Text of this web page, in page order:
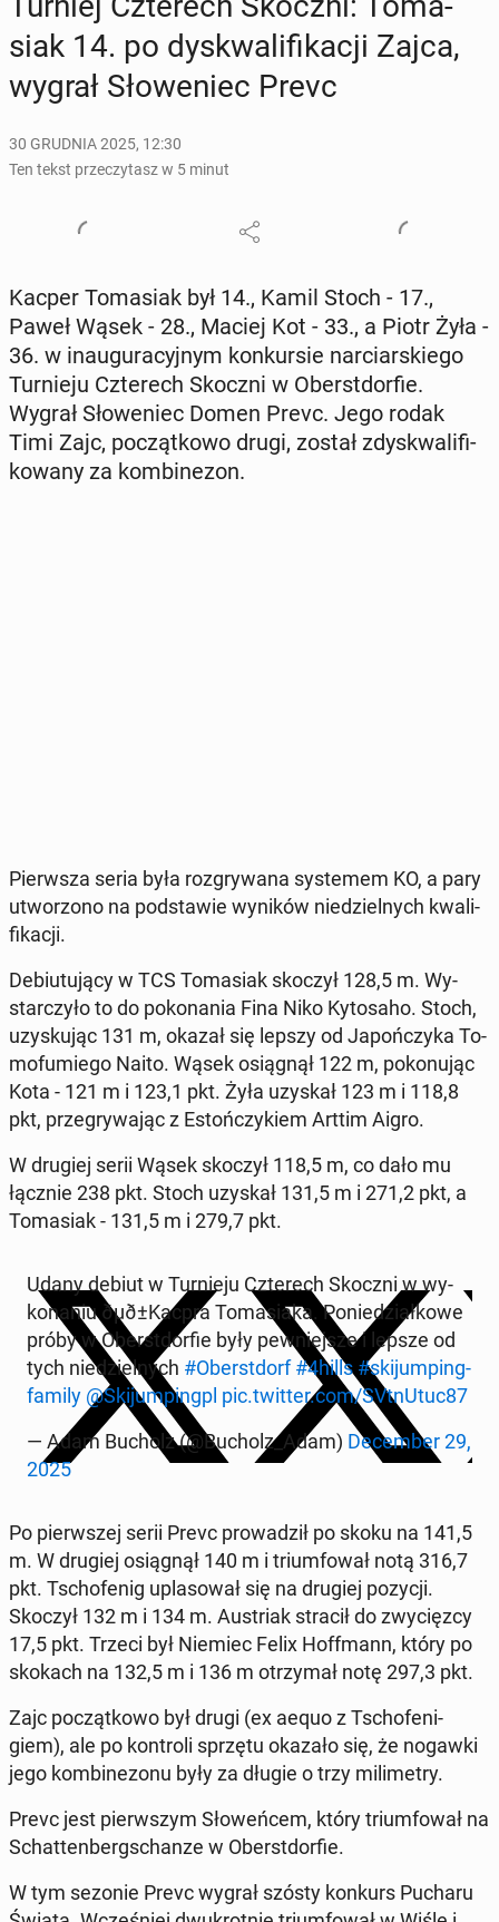
siak 14. po dys­kwa­li­fi­ka­cji Zajca,
wygrał Sło­we­niec Prevc
30 GRUDNIA 2025, 12:30
Ten tekst przeczytasz w 5 minut
Kacper To­ma­siak był 14., Kamil Stoch - 17.,
Paweł Wąsek - 28., Maciej Kot - 33., a Piotr Żyła -
36. w in­au­gu­ra­cyj­nym kon­kur­sie nar­ciar­skie­go
Tur­nie­ju Czte­rech Skoczni w Obe­rst­dor­fie.
Wygrał Sło­we­niec Domen Prevc. Jego rodak
Timi Zajc, po­cząt­ko­wo drugi, został zdys­kwa­li­fi­
ko­wa­ny za kom­bi­ne­zon.
Pierw­sza seria była roz­gry­wa­na sys­te­mem KO, a pary
utwo­rzo­no na pod­sta­wie wyników nie­dziel­nych kwa­li­
fi­ka­cji.
De­biu­tu­ją­cy w TCS To­ma­siak skoczył 128,5 m. Wy­
star­czy­ło to do po­ko­na­nia Fina Niko Ky­to­sa­ho. Stoch,
uzy­sku­jąc 131 m, okazał się lepszy od Ja­poń­czy­ka To­
mo­fu­mie­go Naito. Wąsek osią­gnął 122 m, po­ko­nu­jąc
Kota - 121 m i 123,1 pkt. Żyła uzyskał 123 m i 118,8
pkt, prze­gry­wa­jąc z Es­toń­czy­kiem Arttim Aigro.
W drugiej serii Wąsek skoczył 118,5 m, co dało mu
łącznie 238 pkt. Stoch uzyskał 131,5 m i 271,2 pkt, a
To­ma­siak - 131,5 m i 279,7 pkt.
Udany debiut w Tur­nie­ju Czte­rech Skoczni w wy­
ko­na­niu ðµð±Kac­pra To­ma­sia­ka. Po­nie­dział­ko­we
próby w Obe­rst­dor­fie były pew­niej­sze i lepsze od
tych nie­dziel­nych #Obe­rst­dorf #4hills #ski­jum­ping­
fa­mi­ly @Ski­jum­pingpl pic.twitter.com/SVt­nU­tuc87
— Adam Bucholz (@Bucholz_Adam) De­cem­ber 29,
2025
Po pierw­szej serii Prevc pro­wa­dził po skoku na 141,5
m. W drugiej osią­gnął 140 m i trium­fo­wał notą 316,7
pkt. Tscho­fe­nig upla­so­wał się na drugiej pozycji.
Skoczył 132 m i 134 m. Au­striak stracił do zwy­cięz­cy
17,5 pkt. Trzeci był Niemiec Felix Hof­f­mann, który po
skokach na 132,5 m i 136 m otrzy­mał notę 297,3 pkt.
Zajc po­cząt­ko­wo był drugi (ex aequo z Tscho­fe­ni­
giem), ale po kon­tro­li sprzętu okazało się, że nogawki
jego kom­bi­ne­zo­nu były za długie o trzy mi­li­me­try.
Prevc jest pierw­szym Sło­weń­cem, który trium­fo­wał na
Schat­ten­berg­schan­ze w Obe­rst­dor­fie.
W tym sezonie Prevc wygrał szósty konkurs Pucharu